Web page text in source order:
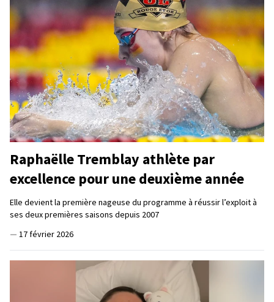
Raphaëlle Tremblay athlète par
excellence pour une deuxième année
Elle devient la première nageuse du programme à réussir l’exploit à
ses deux premières saisons depuis 2007
— 17 février 2026